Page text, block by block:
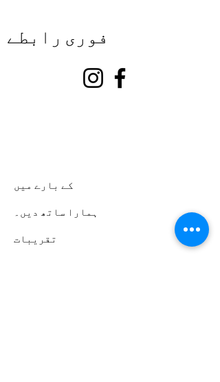
فوری رابطے
کے بارے میں
ہمارا ساتھ دیں۔
تقریبات